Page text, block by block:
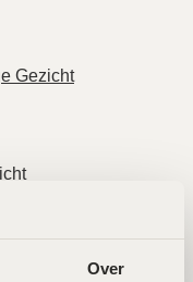
Over
Gezicht
Kringen Ogen